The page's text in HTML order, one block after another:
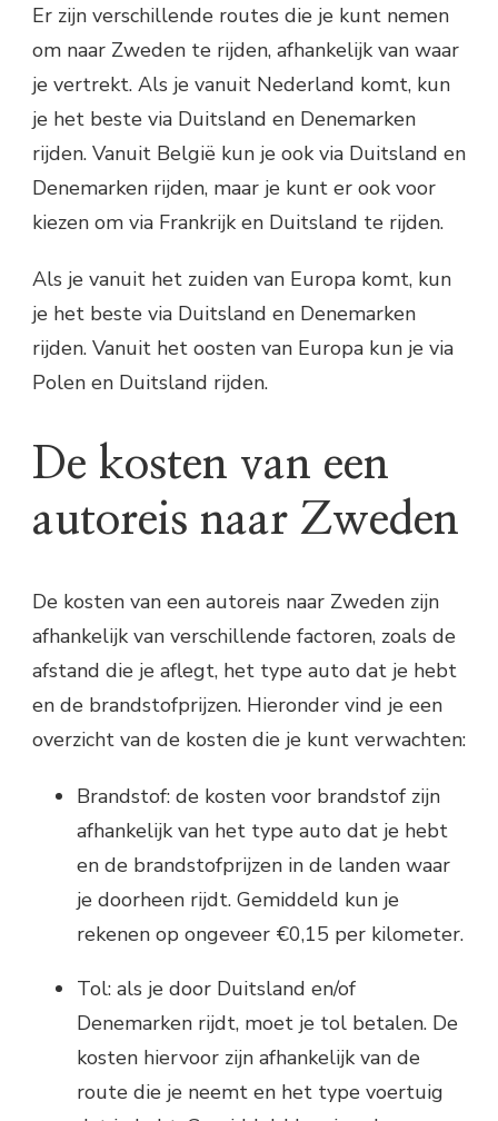
Er zijn verschillende routes die je kunt nemen
om naar Zweden te rijden, afhankelijk van waar
je vertrekt. Als je vanuit Nederland komt, kun
je het beste via Duitsland en Denemarken
rijden. Vanuit België kun je ook via Duitsland en
Denemarken rijden, maar je kunt er ook voor
kiezen om via Frankrijk en Duitsland te rijden.
Als je vanuit het zuiden van Europa komt, kun
je het beste via Duitsland en Denemarken
rijden. Vanuit het oosten van Europa kun je via
Polen en Duitsland rijden.
De kosten van een
autoreis naar Zweden
De kosten van een autoreis naar Zweden zijn
afhankelijk van verschillende factoren, zoals de
afstand die je aflegt, het type auto dat je hebt
en de brandstofprijzen. Hieronder vind je een
overzicht van de kosten die je kunt verwachten:
Brandstof: de kosten voor brandstof zijn
afhankelijk van het type auto dat je hebt
en de brandstofprijzen in de landen waar
je doorheen rijdt. Gemiddeld kun je
rekenen op ongeveer €0,15 per kilometer.
Tol: als je door Duitsland en/of
Denemarken rijdt, moet je tol betalen. De
kosten hiervoor zijn afhankelijk van de
route die je neemt en het type voertuig